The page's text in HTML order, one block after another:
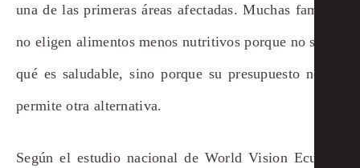
una de las primeras áreas afectadas. Muchas familias
no eligen alimentos menos nutritivos porque no sepan
qué es saludable, sino porque su presupuesto no les
permite otra alternativa.
Según el estudio nacional de World Vision Ecuador